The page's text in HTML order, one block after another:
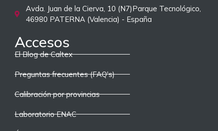
Avda. Juan de la Cierva, 10 (N7)Parque Tecnológico,
46980 PATERNA (Valencia) - España
Accesos
El Blog de Caltex
Preguntas frecuentes (FAQ's)
Calibración por provincias
Laboratorio ENAC